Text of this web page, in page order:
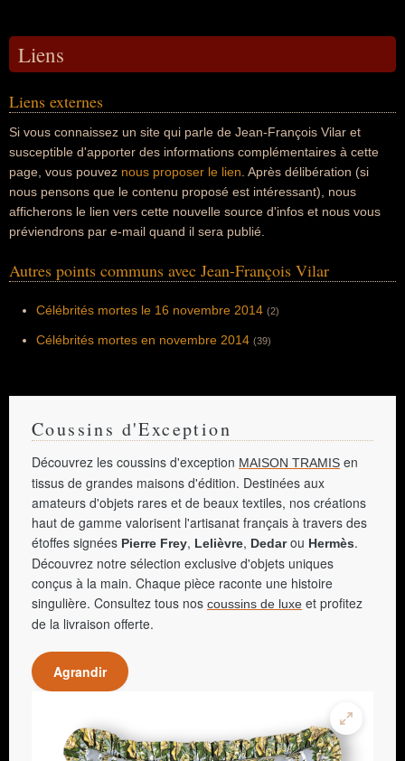
Liens
Liens externes
Si vous connaissez un site qui parle de Jean-François Vilar et
susceptible d'apporter des informations complémentaires à cette
page, vous pouvez nous proposer le lien . Après délibération (si
nous pensons que le contenu proposé est intéressant), nous
afficherons le lien vers cette nouvelle source d'infos et nous vous
préviendrons par e-mail quand il sera publié.
Autres points communs avec Jean-François Vilar
Célébrités mortes le 16 novembre 2014 (2)
Célébrités mortes en novembre 2014 (39)
Coussins d'Exception
Découvrez les coussins d'exception MAISON TRAMIS en
tissus de grandes maisons d'édition. Destinées aux
amateurs d'objets rares et de beaux textiles, nos créations
haut de gamme valorisent l'artisanat français à travers des
étoffes signées Pierre Frey, Lelièvre, Dedarou Hermès.
Découvrez notre sélection exclusive d'objets uniques
conçus à la main. Chaque pièce raconte une histoire
singulière. Consultez tous nos coussins de luxe et profitez
de la livraison offerte.
Agrandir